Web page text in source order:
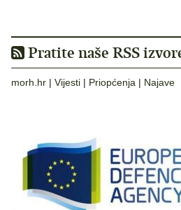
Pratite naše RSS
morh.hr | Vijesti | Priopćenja | Najave